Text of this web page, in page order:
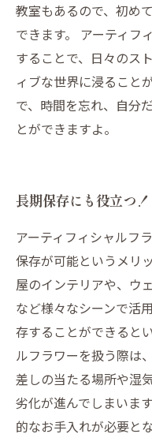
教室もあるので、初め
できます。 アーティフ
することで、日々のス
ィブな世界に浸ること
で、時間を忘れ、自分
とができますよ。
長期保存にも役立つ！
アーティフィシャルフ
保存が可能というメリ
屋のインテリアや、ウ
など様々なシーンで活
存することができると
ルフラワーを扱う際は
差しの当たる場所や湿
劣化が進んでしまいま
的なお手入れが必要と